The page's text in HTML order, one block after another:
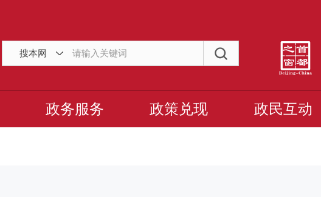
搜本网
政务服务 政策兑现 政民互动